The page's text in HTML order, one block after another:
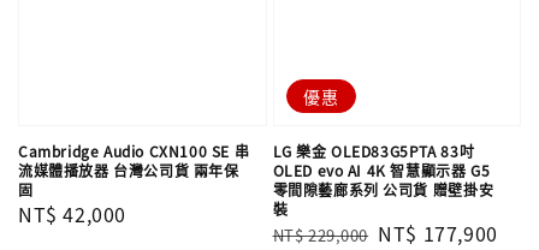
Cambridge Audio CXN100 SE 串
流媒體播放器 台灣公司貨 兩年保
固
Regular
NT$ 42,000
優惠
LG 樂金 OLED83G5PTA 83吋
OLED evo AI 4K 智慧顯示器 G5
零間隙藝廊系列 公司貨 贈壁掛安
裝
Regular
NT$ 229,000 Sale
NT$ 177,900